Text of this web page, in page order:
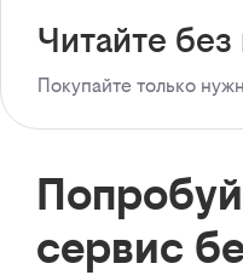
Читайте
Покупайте только
сервис